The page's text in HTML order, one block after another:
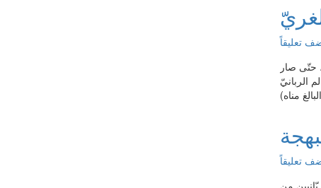
تعليقاً
حتّى صار
الربانيّ
تعليقاً
من